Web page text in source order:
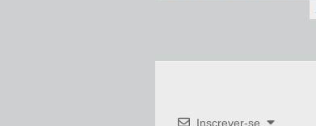
Inscrever-se